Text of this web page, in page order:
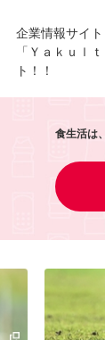
企業情報サイト
「Ｙａｋｕｌ
ト！！
食生活は